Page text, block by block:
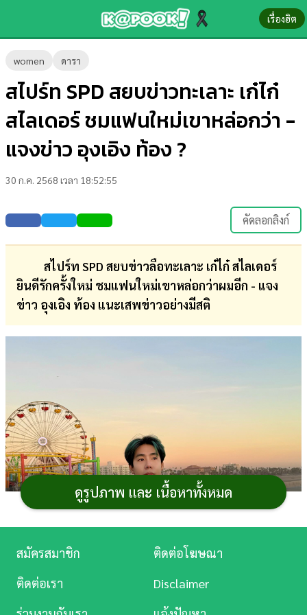
เรื่องฮิต
women ดารา
สไปร์ท SPD สยบข่าวทะเลาะ เก๋ไก๋
สไลเดอร์ ชมแฟนใหม่เขาหล่อกว่า -
แจงข่าว อุงเอิง ท้อง ?
30 ก.ค. 2568 เวลา 18:52:55
คัดลอกลิงก์
สไปร์ท SPD สยบข่าวลือทะเลาะ เก๋ไก๋ สไลเดอร์
ยินดีรักครั้งใหม่ ชมแฟนใหม่เขาหล่อกว่าผมอีก - แจง
ข่าว อุงเอิง ท้อง แนะเสพข่าวอย่างมีสติ
ดูรูปภาพ และ เนื้อหาทั้งหมด
ข่าว-
ความ
รู้
บันเทิง
ตรวจ
หวย
บอล
สด
ศึกษา
บันเทิง
ดู
หนัง
สมัครสมาชิก
ติดต่อโฆษณา
ติดต่อเรา
Disclaimer